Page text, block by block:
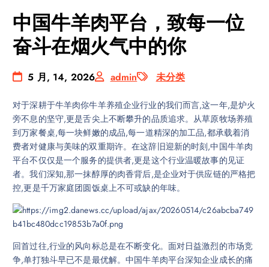
中国牛羊肉平台，致每一位
奋斗在烟火气中的你
5 月, 14, 2026 admin 未分类
对于深耕于牛羊肉你牛羊养殖企业行业的我们而言,这一年,是炉火
旁不息的坚守,更是舌尖上不断攀升的品质追求。从草原牧场养殖
到万家餐桌,每一块鲜嫩的成品,每一道精深的加工品,都承载着消
费者对健康与美味的双重期许。在这辞旧迎新的时刻,中国牛羊肉
平台不仅仅是一个服务的提供者,更是这个行业温暖故事的见证
者。我们深知,那一抹醇厚的肉香背后,是企业对于供应链的严格把
控,更是千万家庭团圆饭桌上不可或缺的年味。
回首过往,行业的风向标总是在不断变化。面对日益激烈的市场竞
争,单打独斗早已不是最优解。中国牛羊肉平台深知企业成长的痛